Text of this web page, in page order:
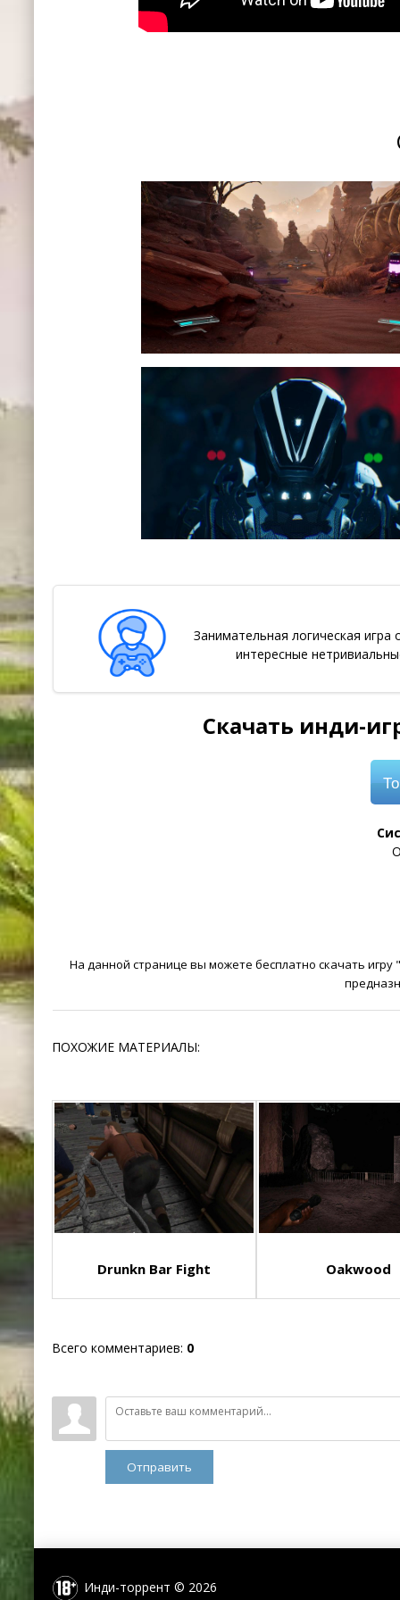
Занимательная логическая
интересные
Скачать инди-
На данной странице вы можете бесплатно скачать
ПОХОЖИЕ МАТЕРИАЛЫ:
Drunkn Bar Fight Oakwood
Всего комментариев: 0
Отправить
Инди-торрент © 2026